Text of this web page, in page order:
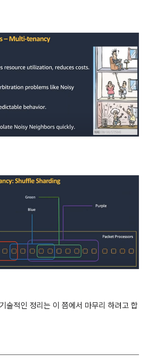
술적인 정리는 이 쯤에서 마무리 하려고 합